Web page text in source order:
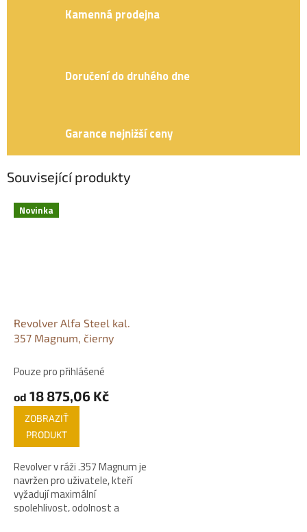
Kamenná prodejna
Doručení do druhého dne
Garance nejnižší ceny
Související produkty
Novinka
Revolver Alfa Steel kal.
357 Magnum, čierny
Pouze pro přihlášené
od 18 875,06 Kč
ZOBRAZIŤ
PRODUKT
Revolver v ráži .357 Magnum je
navržen pro uživatele, kteří
vyžadují maximální
spolehlivost, odolnost a